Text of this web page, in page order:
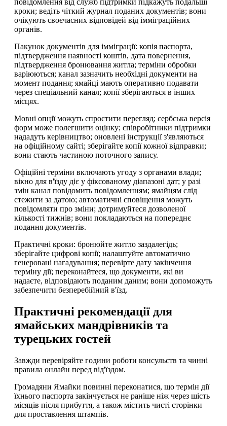
повідомлення від служб підтримки підкажуть подальші
кроки; ведіть чіткий журнал поданих документів; вони
очікують своєчасних відповідей від імміграційних
органів.
Пакунок документів для імміграції: копія паспорта,
підтвердження наявності коштів, дата повернення,
підтвердження бронювання житла; терміни обробки
варіюються; канал зазначить необхідні документи на
момент подання; ямайці мають оперативно подавати
через спеціальний канал; копії зберігаються в інших
місцях.
Мовні опції можуть спростити перегляд; сербська версія
форм може полегшити оцінку; співробітники підтримки
нададуть керівництво; оновлені інструкції з'являються
на офіційному сайті; зберігайте копії кожної відправки;
вони стають частиною поточного запису.
Офіційні терміни включають угоду з органами влади;
вікно для в'їзду діє у фіксованому діапазоні дат; у разі
змін канал повідомить повідомленням; ямайцям слід
стежити за датою; автоматичні сповіщення можуть
повідомляти про зміни; дотримуйтеся дозволеної
кількості тижнів; вони покладаються на попереднє
подання документів.
Практичні кроки: бронюйте житло заздалегідь;
зберігайте цифрові копії; налаштуйте автоматично
генеровані нагадування; перевірте дату закінчення
терміну дії; переконайтеся, що документи, які ви
надаєте, відповідають поданим даним; вони допоможуть
забезпечити безперебійний в'їзд.
Практичні рекомендації для
ямайських мандрівників та
турецьких гостей
Завжди перевіряйте години роботи консульств та чинні
правила онлайн перед від'їздом.
Громадяни Ямайки повинні переконатися, що термін дії
їхнього паспорта закінчується не раніше ніж через шість
місяців після прибуття, а також містить чисті сторінки
для проставлення штампів.